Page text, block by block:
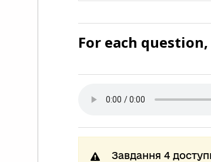
For each
Завдання 4